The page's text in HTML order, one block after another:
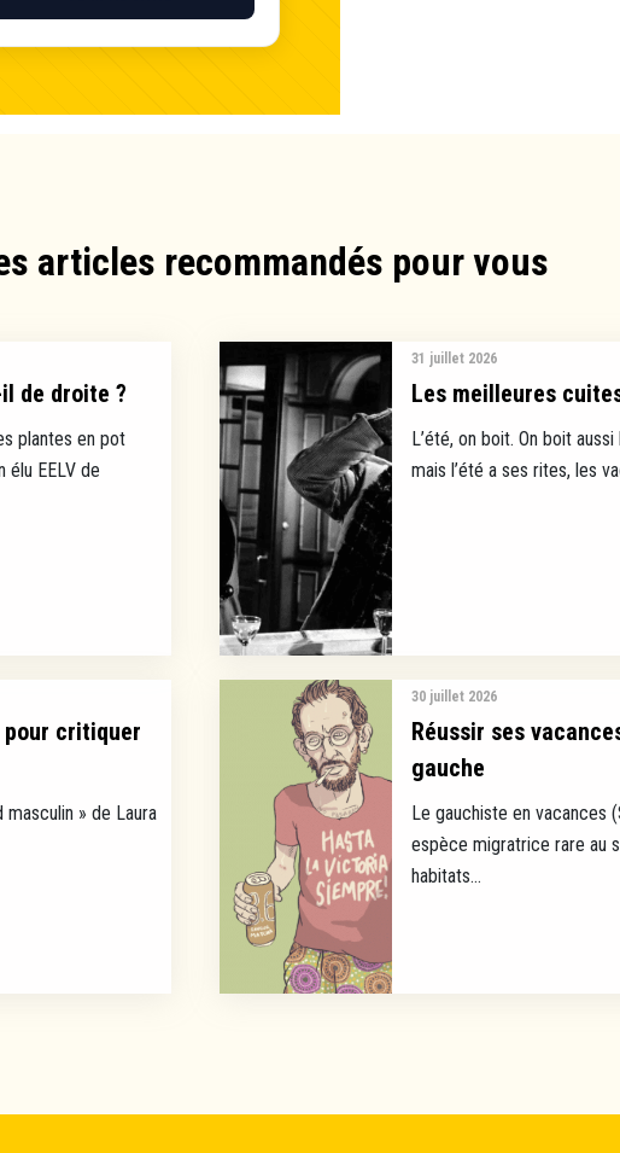
articles recommandés pour vous​
de droite ?
plantes en pot
élu EELV de
31 juillet 2026
Les meilleures
L’été, on boit. On boit
mais l’été a ses rites, les
pour critiquer
» de Laura
30 juillet 2026
Réussir ses
gauche
Le gauchiste en vacances
espèce migratrice rare au
habitats...